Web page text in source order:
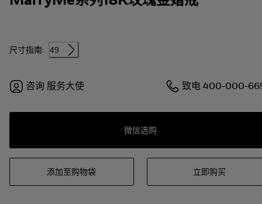
尺寸指南: 49
咨询 服务大使 致电400-000-
微信选购
添加至购物袋 立即购买